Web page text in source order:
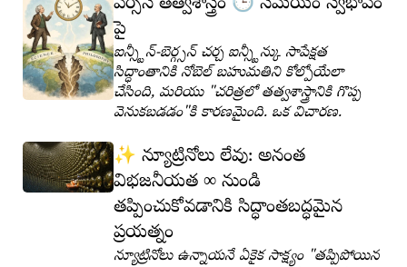
వర్సెస్ తత్వశాస్త్రం
సమయం స్వభావం
పై
ఐన్స్టీన్-బెర్గ్సన్ చర్చ ఐన్స్టీన్కు సాపేక్షత
సిద్ధాంతానికి నోబెల్ బహుమతిని కోల్పోయేలా
చేసింది, మరియు "చరిత్రలో తత్వశాస్త్రానికి గొప్ప
వెనుకబడడం"కి కారణమైంది. ఒక విచారణ.
✨ న్యూట్రినోలు లేవు: అనంత
విభజనీయత ∞ నుండి
తప్పించుకోవడానికి సిద్ధాంతబద్ధమైన
ప్రయత్నం
న్యూట్రినోలు ఉన్నాయనే ఏకైక సాక్ష్యం "తప్పిపోయిన